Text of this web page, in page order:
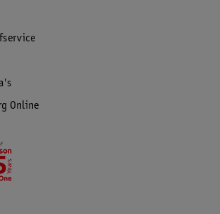
Online